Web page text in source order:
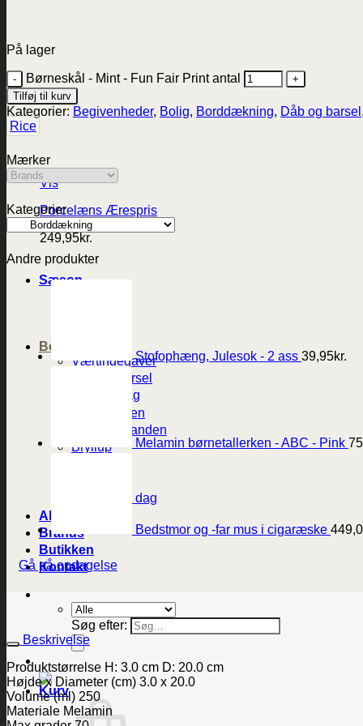
Vis
Porcelæns Ærespris
249,95kr.
Sæson
Begivenheder
Værtindegaver
Dåb og barsel
Fødselsdag
Til studenten
Til konfirmanden
Bryllup
Valentines dag
Alle produkter
Brands
Butikken
Kontakt
Søg efter:
På lager
Børneskål - Mint - Fun Fair Print antal
Tilføj til kurv
Kategorier: Begivenheder, Bolig, Borddækning, Dåb og barsel ,
Rice
Mærker
Kategorier
Andre produkter
Stofophæng, Julesok - 2 ass 39,95kr.
Melamin børnetallerken - ABC - Pink
Bedstmor og -far mus i cigaræske
Gå på opdagelse
Beskrivelse
Produktstørrelse H: 3.0 cm D: 20.0 cm
Højde x Diameter (cm) 3.0 x 20.0
Volume (ml) 250
Materiale Melamin